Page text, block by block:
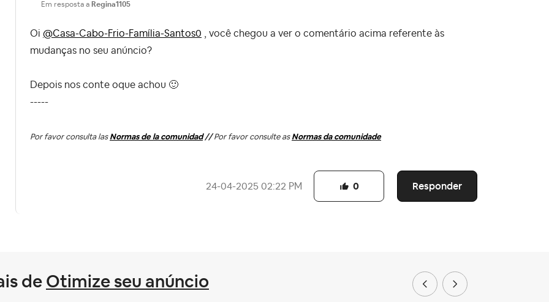
Em resposta a Regina1105
Oi @Casa-Cabo-Frio-Família-Santos0 , você chegou a ver o comentário acima referente às
mudanças no seu anúncio?
Depois nos conte oque achou 🙂
-----
Por favor consulta las Normas de la comunidad//Por favor consulte as Normas da comunidade
‎24-04-2025 02:22 PM Responder
0
deOtimize seu anúncio